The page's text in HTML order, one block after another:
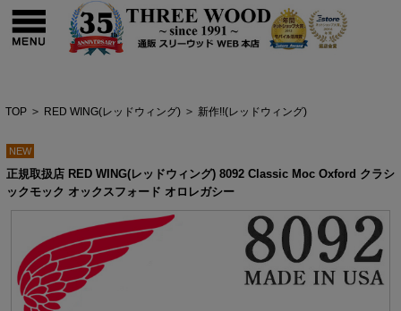
TOP > RED WING(レッドウィング) > 新作!!(レッドウィング)
NEW
正規取扱店 RED WING(レッドウィング) 8092 Classic Moc Oxford クラシ
ックモック オックスフォード オロレガシー